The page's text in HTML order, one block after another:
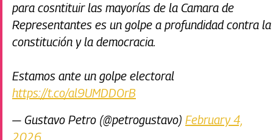
para cosntituir las mayorías de la Camara de
Representantes es un golpe a profundidad contra la
constitución y la democracia.
Estamos ante un golpe electoral
https://t.co/al9UMDDOrB
— Gustavo Petro (@petrogustavo) February 4,
2026